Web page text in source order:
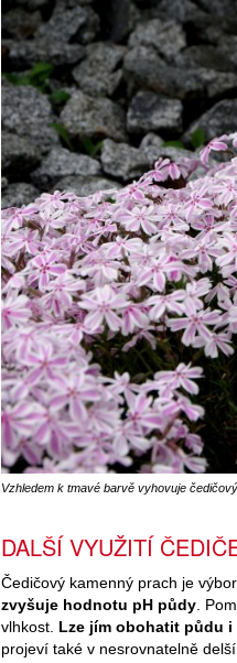
Vzhledem k tmavé barvě vyhovuje
DALŠÍ VYUŽITÍ
Čedičový kamenný prach je
zvyšuje hodnotu pH půdy .
vlhkost. Lze jím obohatit půdu i
projeví také v nesrovnatelně